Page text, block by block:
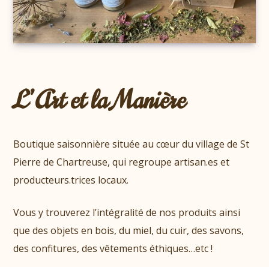
L’Art et la Manière
Boutique saisonnière située au cœur du village de St
Pierre de Chartreuse, qui regroupe artisan.es et
producteurs.trices locaux.
Vous y trouverez l’intégralité de nos produits ainsi
que des objets en bois, du miel, du cuir, des savons,
des confitures, des vêtements éthiques…etc !